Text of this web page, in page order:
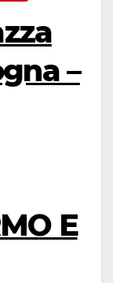
–
E